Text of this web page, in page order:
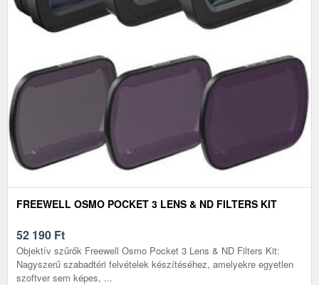
FREEWELL OSMO POCKET 3 LENS & ND FILTERS KIT
52 190 Ft
Objektív szűrők Freewell Osmo Pocket 3 Lens & ND Filters Kit:
Nagyszerű szabadtéri felvételek készítéséhez, amelyekre egyetlen
szoftver sem képes, ...